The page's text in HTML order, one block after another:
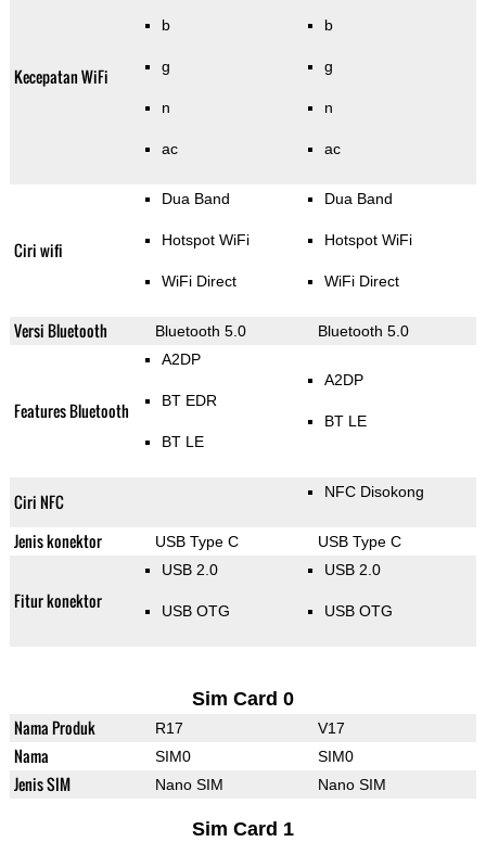
Kecepatan WiFi
b
g
n
ac
b
g
n
ac
Ciri wifi
Dua Band
Hotspot WiFi
WiFi Direct
Dua Band
Hotspot WiFi
WiFi Direct
Versi Bluetooth Bluetooth 5.0 Bluetooth 5.0
Features Bluetooth
A2DP
BT EDR
BT LE
A2DP
BT LE
Ciri NFC NFC Disokong
Jenis konektor USB Type C USB Type C
Fitur konektor
USB 2.0
USB OTG
USB 2.0
USB OTG
Sim Card 0
Nama Produk R17 V17
Nama SIM0 SIM0
Jenis SIM Nano SIM Nano SIM
Sim Card 1